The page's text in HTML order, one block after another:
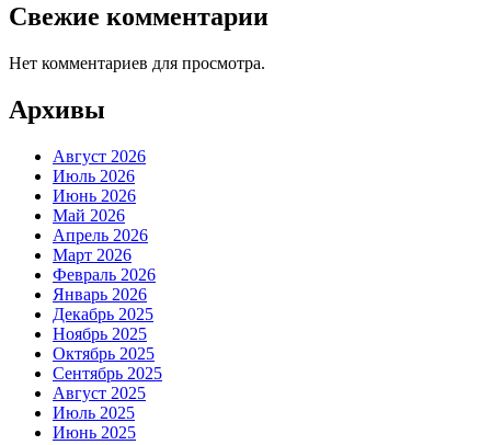
Свежие комментарии
Нет комментариев для просмотра.
Архивы
Август 2026
Июль 2026
Июнь 2026
Май 2026
Апрель 2026
Март 2026
Февраль 2026
Январь 2026
Декабрь 2025
Ноябрь 2025
Октябрь 2025
Сентябрь 2025
Август 2025
Июль 2025
Июнь 2025